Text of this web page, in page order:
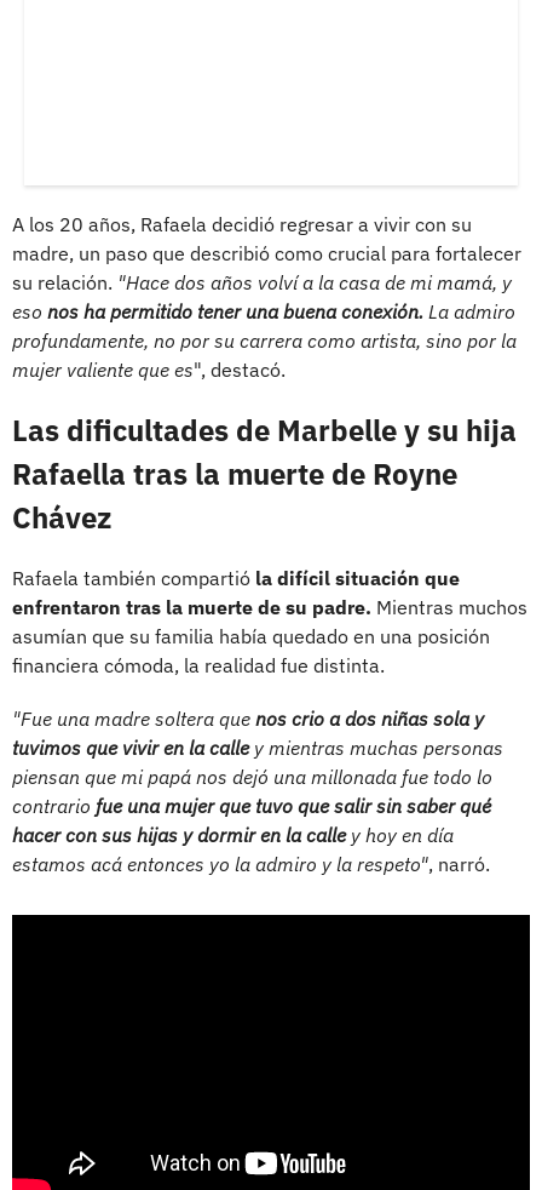
A los 20 años, Rafaela decidió regresar a vivir con su
madre, un paso que describió como crucial para fortalecer
su relación. "Hace dos años volví a la casa de mi mamá, y
eso nos ha permitido tener una buena conexión. La admiro
profundamente, no por su carrera como artista, sino por la
mujer valiente que es", destacó.
Las dificultades de Marbelle y su hija
Rafaella tras la muerte de Royne
Chávez
Rafaela también compartió la difícil situación que
enfrentaron tras la muerte de su padre. Mientras muchos
asumían que su familia había quedado en una posición
financiera cómoda, la realidad fue distinta.
"Fue una madre soltera que nos crio a dos niñas sola y
tuvimos que vivir en la calley mientras muchas personas
piensan que mi papá nos dejó una millonada fue todo lo
contrario fue una mujer que tuvo que salir sin saber qué
hacer con sus hijas y dormir en la calley hoy en día
estamos acá entonces yo la admiro y la respeto", narró.